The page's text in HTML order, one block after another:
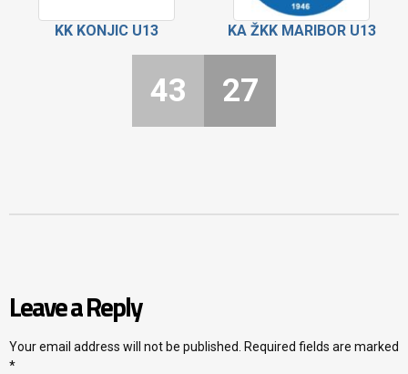
KK KONJIC U13 KA ŽKK MARIBOR U13
43 27
Leave a Reply
Your email address will not be published. Required fields are marked
*